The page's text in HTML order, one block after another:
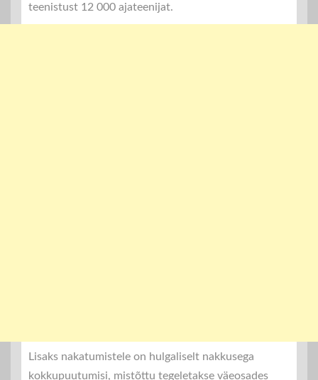
teenistust 12 000 ajateenijat.
Lisaks nakatumistele on hulgaliselt nakkusega
kokkupuutumisi, mistõttu tegeletakse väeosades